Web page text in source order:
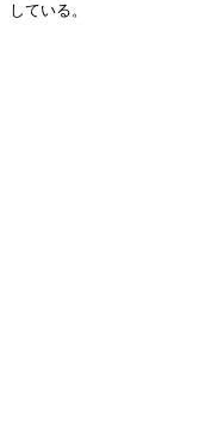
している。